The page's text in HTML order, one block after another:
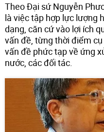
Theo Đại sứ Nguyễn
là việc tập hợp lực lượng
dạng, căn cứ vào lợi ích
vấn đề, từng thời điểm
vấn đề phức tạp về ứng
nước, các đối tác.